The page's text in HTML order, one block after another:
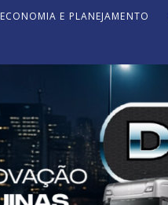
ECONOMIA E PLANEJAMENTO